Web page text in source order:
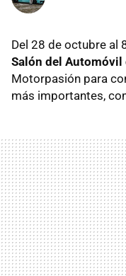
Del 28 de octubre al
Salón del Automóvil
Motorpasión para
más importantes,